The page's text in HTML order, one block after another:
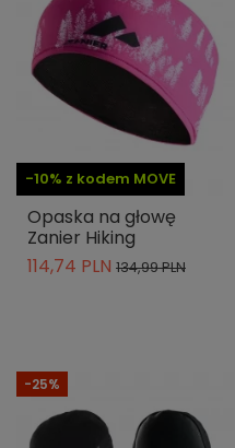
-10% z kodem MOVE
Opaska na głowę
Zanier Hiking
114,74 PLN 134,99 PLN
-25%